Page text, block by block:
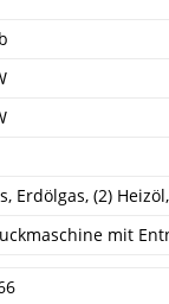
Erdölgas, (2)
mit